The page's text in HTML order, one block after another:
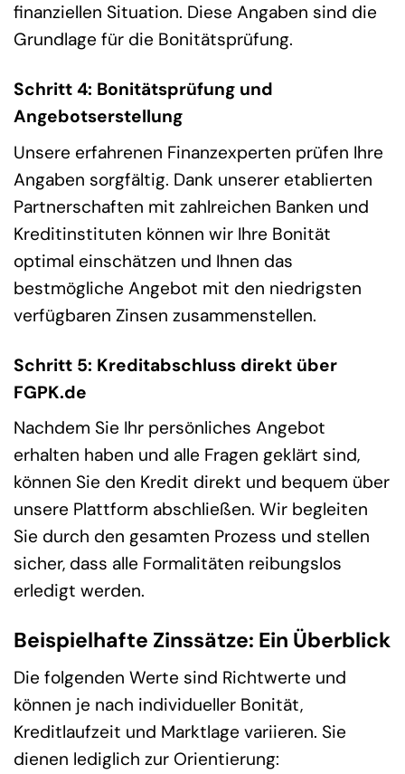
finanziellen Situation. Diese Angaben sind die
Grundlage für die Bonitätsprüfung.
Schritt 4: Bonitätsprüfung und
Angebotserstellung
Unsere erfahrenen Finanzexperten prüfen Ihre
Angaben sorgfältig. Dank unserer etablierten
Partnerschaften mit zahlreichen Banken und
Kreditinstituten können wir Ihre Bonität
optimal einschätzen und Ihnen das
bestmögliche Angebot mit den niedrigsten
verfügbaren Zinsen zusammenstellen.
Schritt 5: Kreditabschluss direkt über
FGPK.de
Nachdem Sie Ihr persönliches Angebot
erhalten haben und alle Fragen geklärt sind,
können Sie den Kredit direkt und bequem über
unsere Plattform abschließen. Wir begleiten
Sie durch den gesamten Prozess und stellen
sicher, dass alle Formalitäten reibungslos
erledigt werden.
Beispielhafte Zinssätze: Ein Überblick
Die folgenden Werte sind Richtwerte und
können je nach individueller Bonität,
Kreditlaufzeit und Marktlage variieren. Sie
dienen lediglich zur Orientierung: